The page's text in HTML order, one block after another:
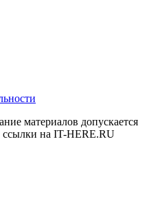
материалов допускается
ссылки на IT-HERE.RU